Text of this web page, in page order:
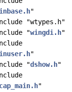
"
"wtypes.h"
"wingdi.h"
"
"dshow.h"
"